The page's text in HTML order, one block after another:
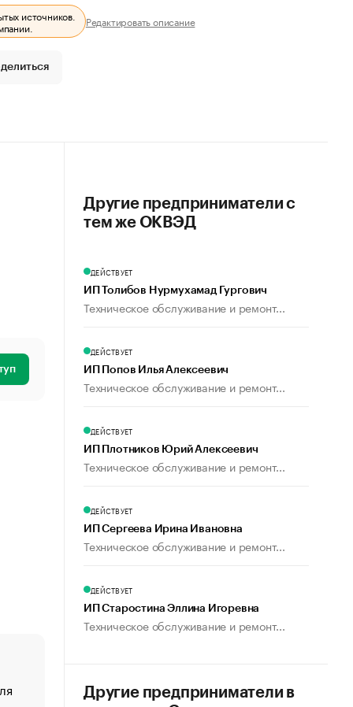
источников.
Редактировать описание
«От спорта тело стареет иначе». Как живет глава
Другие предприниматели с
тем же ОКВЭД
ДЕЙСТВУЕТ
ИП Толибов Нурмухамад Гургович
Техническое обслуживание и ремонт...
ДЕЙСТВУЕТ
ИП Попов Илья Алексеевич
Техническое обслуживание и ремонт...
ДЕЙСТВУЕТ
ИП Плотников Юрий Алексеевич
Техническое обслуживание и ремонт...
ДЕЙСТВУЕТ
ИП Сергеева Ирина Ивановна
Техническое обслуживание и ремонт...
ДЕЙСТВУЕТ
ИП Старостина Эллина Игоревна
Техническое обслуживание и ремонт...
Другие предприниматели в